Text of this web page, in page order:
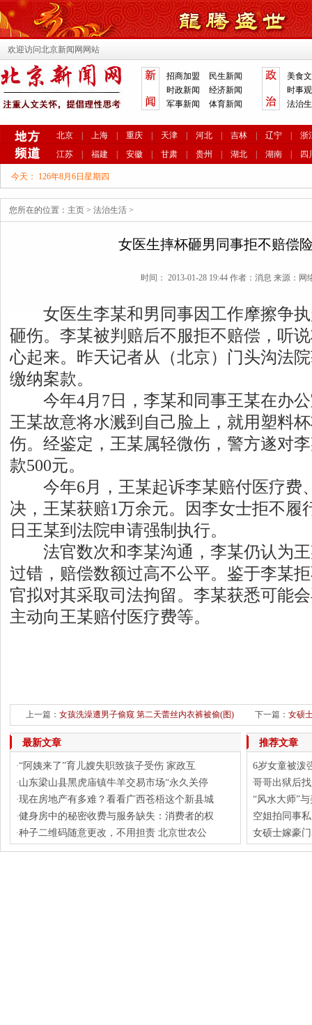
欢迎访问北京新闻网网站
招商加盟
民生新闻
时政新闻
经济新闻
军事新闻
体育新闻
美食
时事
法治
北京 上海 重庆 天津 河北 吉林 辽宁
浙
江苏
福建 安徽 甘肃 贵州 湖北 湖南 四
今天： 126年8月6日星期四
您所在的位置： 主页 > 法治生活 >
女医生摔杯砸男同事拒不赔偿
时间： 2013-01-28 19:44 作者：消息 来源：网
女医生李某和男同事因工作摩擦争执
砸伤。李某被判赔后不服拒不赔偿，听
心起来。昨天记者从（北京）门头沟法
缴纳案款。
今年4月7日，李某和同事王某在办公
王某故意将水溅到自己脸上，就用塑料
伤。经鉴定，王某属轻微伤，警方遂对
款500元。
今年6月，王某起诉李某赔付医疗费
决，王某获赔1万余元。因李女士拒不履
日王某到法院申请强制执行。
法官数次和李某沟通，李某仍认为王
过错，赔偿数额过高不公平。鉴于李某
官拟对其采取司法拘留。李某获悉可能
主动向王某赔付医疗费等。
上一篇： 女孩洗澡遭男子偷窥 第二天蕾丝内衣裤被偷(图) 下一篇： 女硕
最新文章
·“阿姨来了”育儿嫂失职致孩子受伤 家政互
·山东梁山县黑虎庙镇牛羊交易市场“永久关停
·现在房地产有多难？看看广西苍梧这个新县城
·健身房中的秘密收费与服务缺失：消费者的权
·种子二维码随意更改，不用担责 北京世农公
推荐文章
6岁女童被泼
哥哥出狱后
“风水大师”
空姐拍同事
女硕士嫁豪